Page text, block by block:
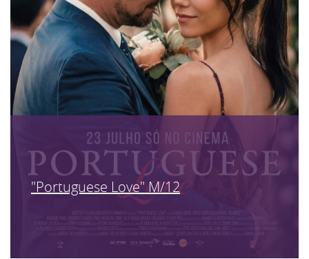
"Portuguese Love" M/12